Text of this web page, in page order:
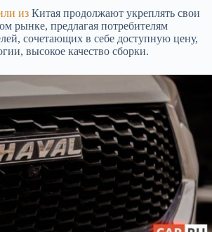
из Китая продолжают укреплять свои
рынке, предлагая потребителям
сочетающих в себе доступную цену,
высокое качество сборки.